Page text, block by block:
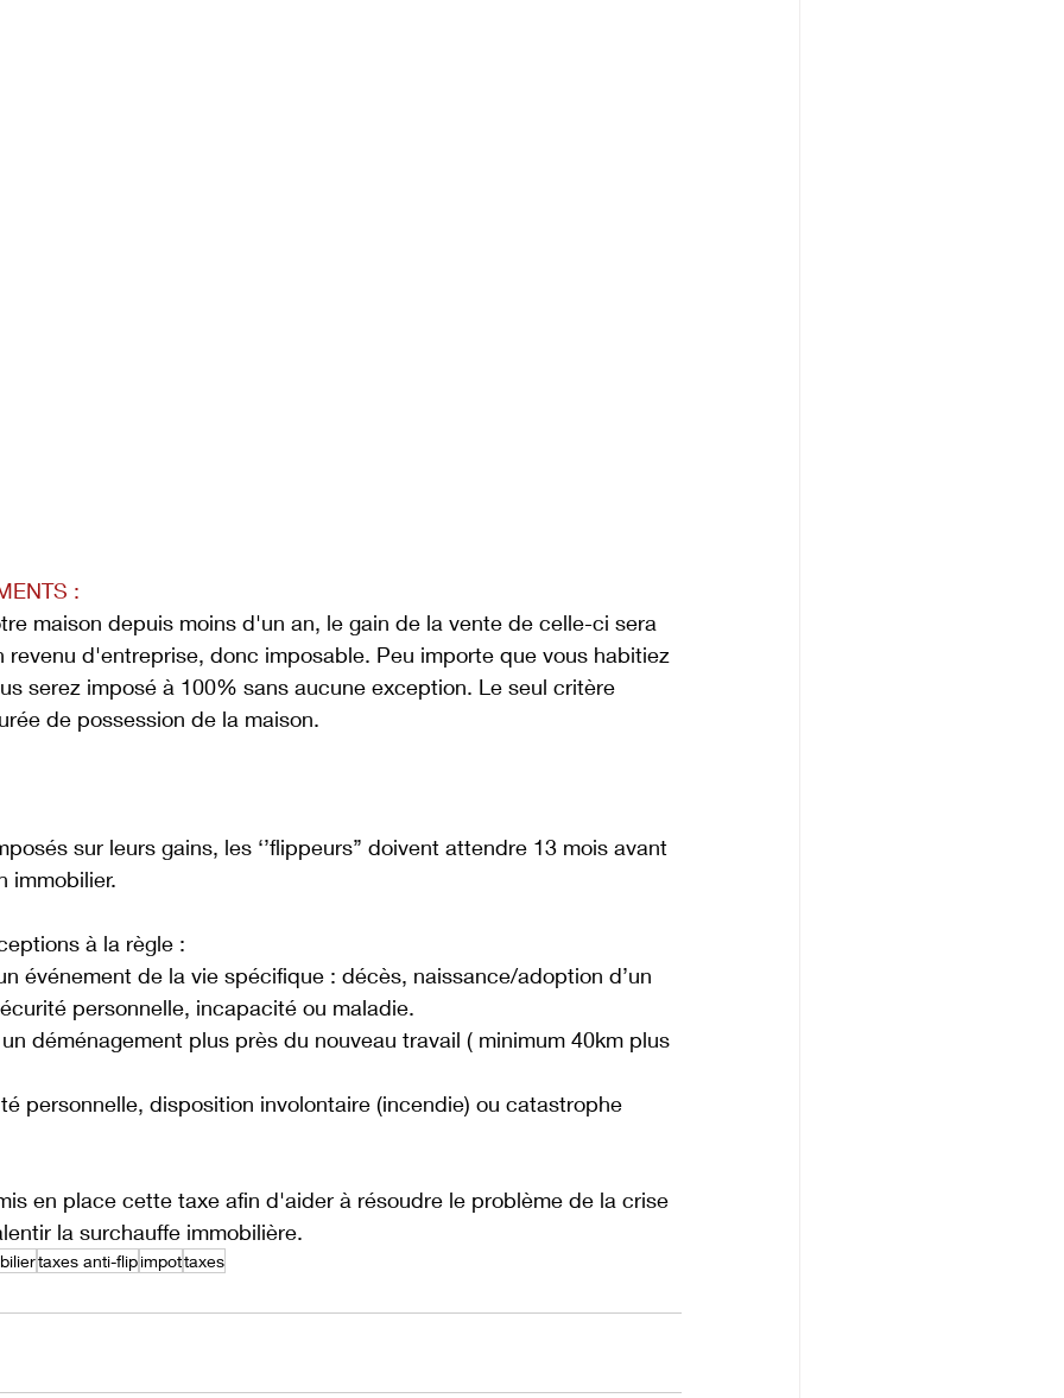
:
maison depuis moins d'un an, le gain de la vente de celle-ci sera
revenu d'entreprise, donc imposable. Peu importe que vous habitiez
serez imposé à 100% sans aucune exception. Le seul critère
de possession de la maison.
sur leurs gains, les ‘’flippeurs’’ doivent attendre 13 mois avant
immobilier.
à la règle :
événement de la vie spécifique : décès, naissance/adoption d’un
personnelle, incapacité ou maladie.
déménagement plus près du nouveau travail ( minimum 40km plus
personnelle, disposition involontaire (incendie) ou catastrophe
en place cette taxe afin d'aider à résoudre le problème de la crise
la surchauffe immobilière.
taxes anti-flipimpottaxes